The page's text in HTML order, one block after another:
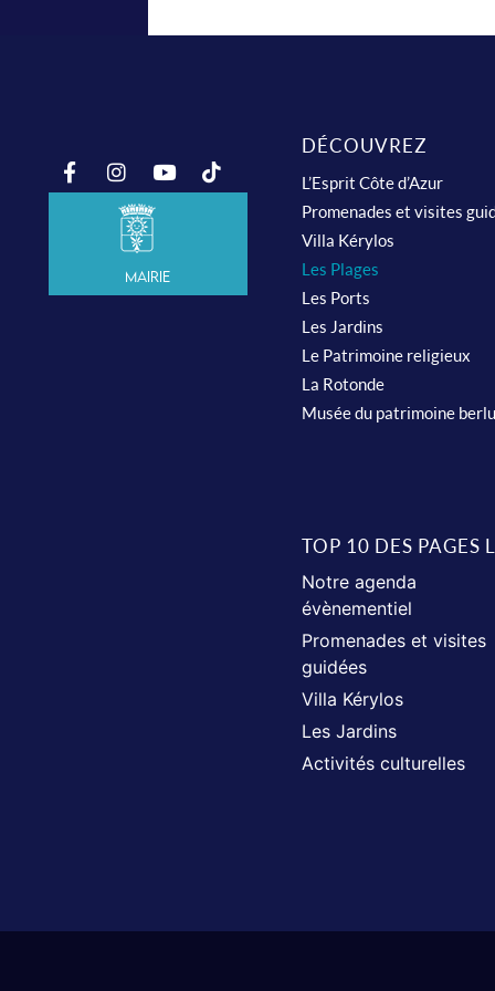
Mairie
DÉCOUVREZ
L’Esprit Côte d’Azur
Promenades et visites
Villa Kérylos
Les Plages
Les Ports
Les Jardins
Le Patrimoine religieux
La Rotonde
Musée du patrimoine
TOP 10 DES PAGES
Notre agenda
évènementiel
Promenades et visites
guidées
Villa Kérylos
Les Jardins
Activités culturelles